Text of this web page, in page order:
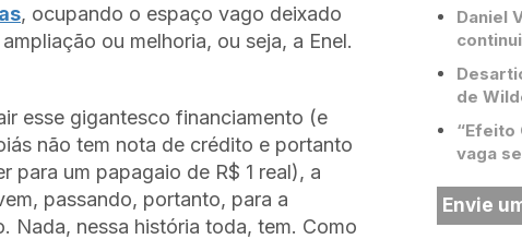
, ocupando o espaço vago deixado
ou melhoria, ou seja, a Enel.
esse gigantesco financiamento (e
não tem nota de crédito e portanto
para um papagaio de R$ 1 real), a
passando, portanto, para a
Nada, nessa história toda, tem. Como
Daniel
de
“Efeito
vaga
Envie